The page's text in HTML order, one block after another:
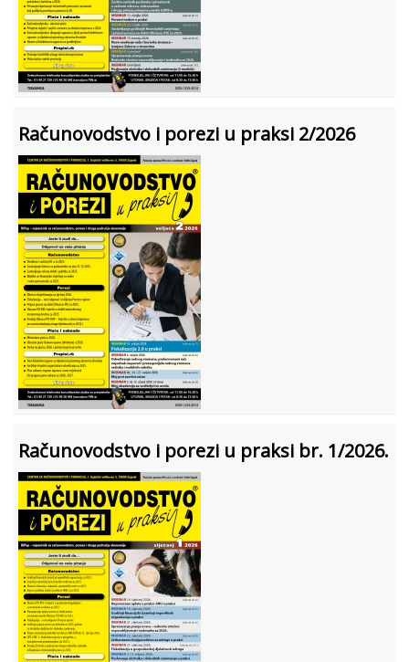
Računovodstvo i porezi u praksi 2/2026
Računovodstvo i porezi u praksi br. 1/2026.